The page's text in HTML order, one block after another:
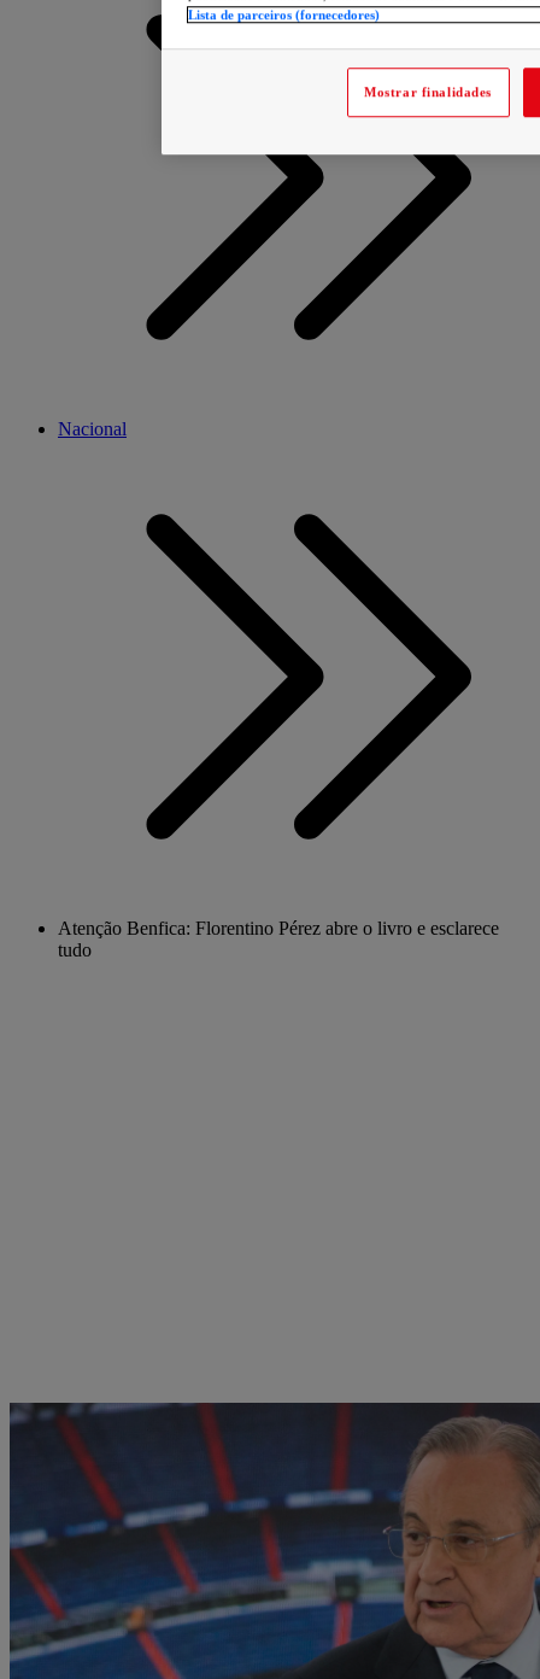
Nacional
Atenção Benfica: Florentino Pérez abre o livro e esclarece
tudo
Lista de parceiros (fornecedores)
Mostrar finalidades